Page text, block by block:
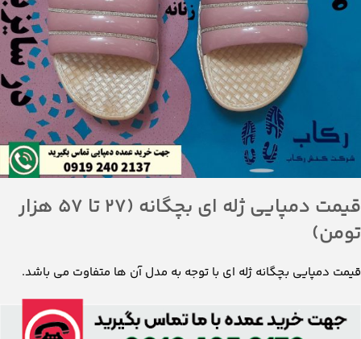
قیمت دمپایی بچگانه ژله ای با توجه به مدل آن ها متفاوت می باشد.
کمترین قیمت دمپایی بچه گانه ژله ای در حال حاضر۲۷/۰۰۰ تومان
و
بیشترین آن ها قیمتی معادل
۵۷/۰۰۰ تومان
دارد.
نمود:
فانتزی و عروسکی
نرم و منعطف
رنگبندی های جذاب
در این قسمت شما لیست قیمت دمپایی های ژله ای بچگانه را مشاهده
می کنید که می توانید به راحتی به مقایسه بپردازید: